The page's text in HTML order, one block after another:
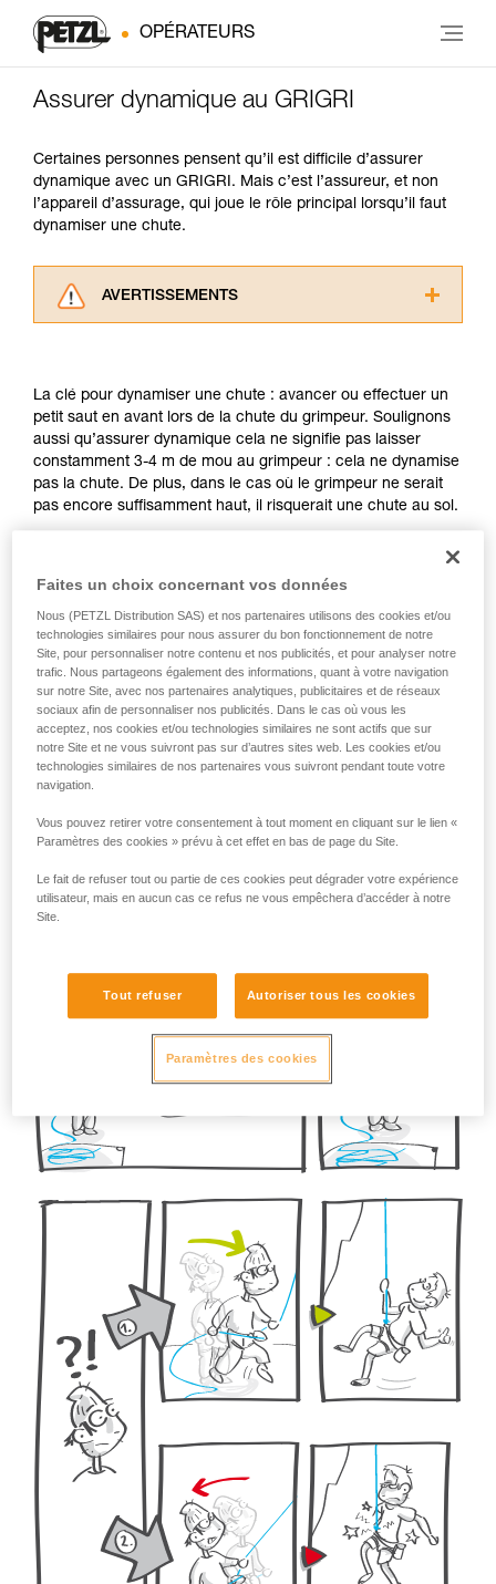
OPÉRATEURS
Assurer dynamique au GRIGRI
Certaines personnes pensent qu’il est difficile d’assurer
dynamique avec un GRIGRI. Mais c’est l’assureur, et non
l’appareil d’assurage, qui joue le rôle principal lorsqu’il faut
dynamiser une chute.
AVERTISSEMENTS
informations de la notice technique pour
pouvoir comprendre ce complément
d’informations.
Maîtriser ces techniques nécessite une
formation et un entraînement spécifique. Validez
avec un professionnel votre capacité à refaire
Nous donnons des exemples de techniques
que nous ne décrivons pas ici.
La clé pour dynamiser une chute : avancer ou effectuer un
petit saut en avant lors de la chute du grimpeur. Soulignons
aussi qu’assurer dynamique cela ne signifie pas laisser
constamment 3-4 m de mou au grimpeur : cela ne dynamise
pas la chute. De plus, dans le cas où le grimpeur ne serait
pas encore suffisamment haut, il risquerait une chute au sol.
lorsque vous assurez, afin d’anticiper une chute potentielle.
Rappelons qu’en cas de risque de chute au sol, ou sur une
vire, on ne dynamisera pas le grimpeur.
Pour mieux maîtriser l’assurage dynamique lors d’une chute,
n’hésitez pas à vous entraîner. Pour vous entraîner,
commencez par effectuer des chutes suffisamment hautes
par rapport au sol (par exemple, en fin de longueur).
Faites un choix concernant vos données
Nous (PETZL Distribution SAS) et nos partenaires utilisons des cookies et/ou
technologies similaires pour nous assurer du bon fonctionnement de notre
Site, pour personnaliser notre contenu et nos publicités, et pour analyser notre
trafic. Nous partageons également des informations, quant à votre navigation
sur notre Site, avec nos partenaires analytiques, publicitaires et de réseaux
sociaux afin de personnaliser nos publicités. Dans le cas où vous les
acceptez, nos cookies et/ou technologies similaires ne sont actifs que sur
notre Site et ne vous suivront pas sur d’autres sites web. Les cookies et/ou
technologies similaires de nos partenaires vous suivront pendant toute votre
navigation.
Vous pouvez retirer votre consentement à tout moment en cliquant sur le lien «
Paramètres des cookies » prévu à cet effet en bas de page du Site.
Le fait de refuser tout ou partie de ces cookies peut dégrader votre expérience
utilisateur, mais en aucun cas ce refus ne vous empêchera d’accéder à notre
Site.
Tout refuser Autoriser tous les cookies
Paramètres des cookies